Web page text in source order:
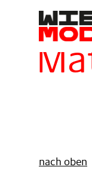
springenFilter
nach oben